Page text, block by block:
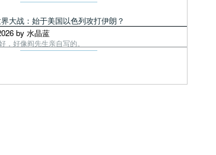
大战：始于美国以色列攻打伊朗？
by 水晶蓝
，好像阎先生亲自写的。